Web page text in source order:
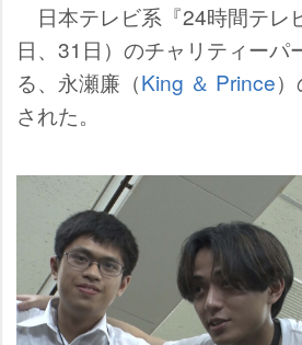
日本テレビ系『24時間テレ
日、31日）のチャリティーパ
る、永瀬廉（King ＆ Prince
された。